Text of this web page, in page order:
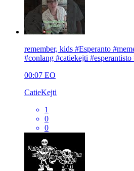
remember, kids #Esperanto
#conlang #catiekejti #esperantisto
00:07 EO
CatieKejti
1
0
0